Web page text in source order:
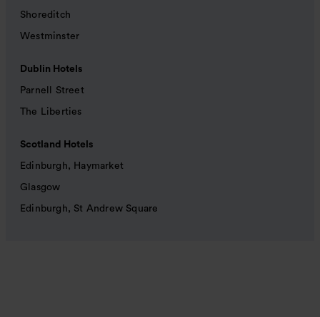
Shoreditch
Westminster
Dublin Hotels
Parnell Street
The Liberties
Scotland Hotels
Edinburgh, Haymarket
Glasgow
Edinburgh, St Andrew Square